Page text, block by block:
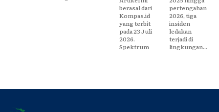
berasal dari
Kompas.id
yang terbit
pada 23 Juli
2026.
Spektrum
pertengahan
2026, tiga
insiden
ledakan
terjadi di
lingkungan...